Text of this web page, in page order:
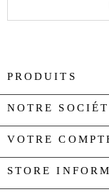
PRODUITS
NOTRE
VOTRE
STORE